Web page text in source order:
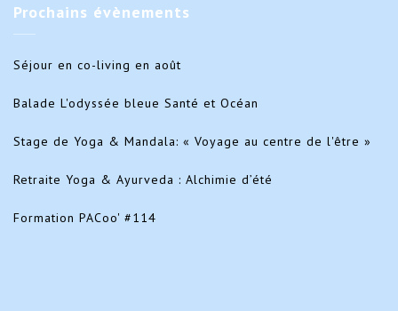
Prochains évènements
Séjour en co-living en août
Balade L'odyssée bleue Santé et Océan
Stage de Yoga & Mandala: « Voyage au centre de l'être »
Retraite Yoga & Ayurveda : Alchimie d’été
Formation PACoo' #114